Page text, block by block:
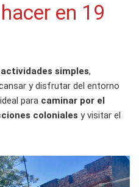
en 19
actividades simples,
y disfrutar del entorno
para caminar por el
coloniales y visitar el